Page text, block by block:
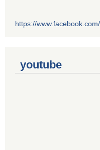
https://
youtube